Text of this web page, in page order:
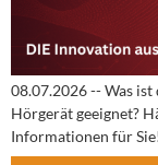
08.07.2026 -- Was
Hörgerät geeignet?
Informationen für Sie!